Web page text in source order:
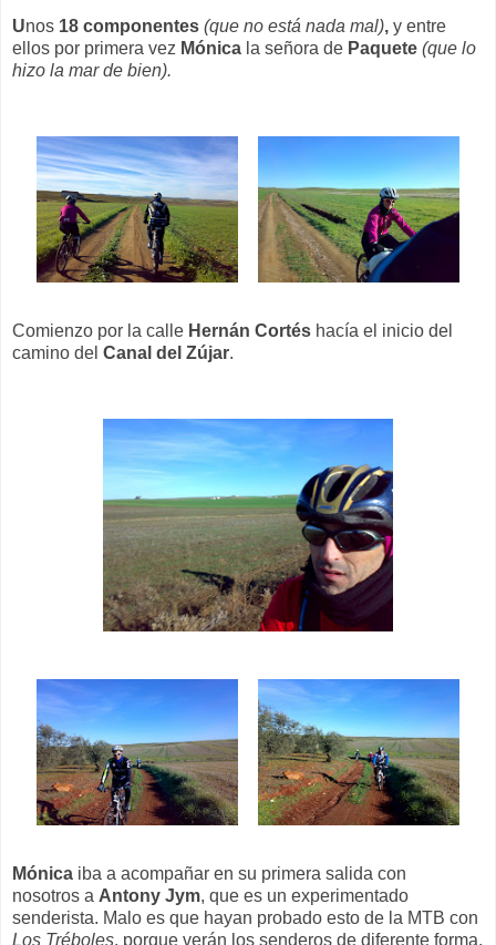
Unos 18 componentes (que no está nada mal), y entre
ellos por primera vez Mónica la señora de Paquete (que lo
hizo la mar de bien).
Comienzo por la calle Hernán Cortés hacía el inicio del
camino del Canal del Zújar.
Mónica iba a acompañar en su primera salida con
nosotros a Antony Jym, que es un experimentado
senderista. Malo es que hayan probado esto de la MTB con
Los Tréboles, porque verán los senderos de diferente forma.